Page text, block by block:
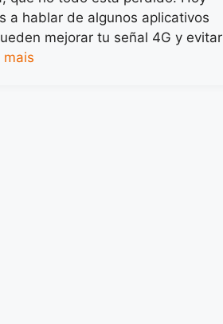
a hablar de algunos aplicativos
mejorar tu señal 4G y evitar
mais